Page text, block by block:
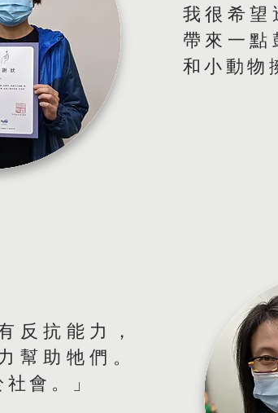
我很希望
帶來一點
和小動物
反抗能力，
幫助牠們。
會。」